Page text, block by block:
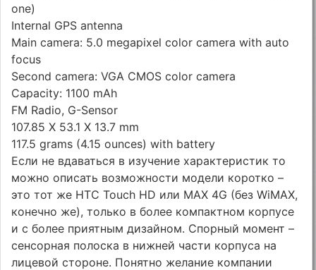
one)
Internal GPS antenna
Main camera: 5.0 megapixel color camera with auto
focus
Second camera: VGA CMOS color camera
Capacity: 1100 mAh
FM Radio, G-Sensor
107.85 X 53.1 X 13.7 mm
117.5 grams (4.15 ounces) with battery
Если не вдаваться в изучение характеристик то
можно описать возможности модели коротко –
это тот же HTC Touch HD или MAX 4G (без WiMAX,
конечно же), только в более компактном корпусе
и с более приятным дизайном. Спорный момент –
сенсорная полоска в нижней части корпуса на
лицевой стороне. Понятно желание компании